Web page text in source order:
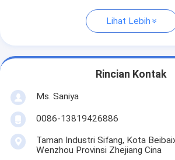
Lihat Lebih
Rincian Kontak
Ms. Saniya
0086-13819426886
Taman Industri Sifang, Kota
Wenzhou Provinsi Zhejiang Cina